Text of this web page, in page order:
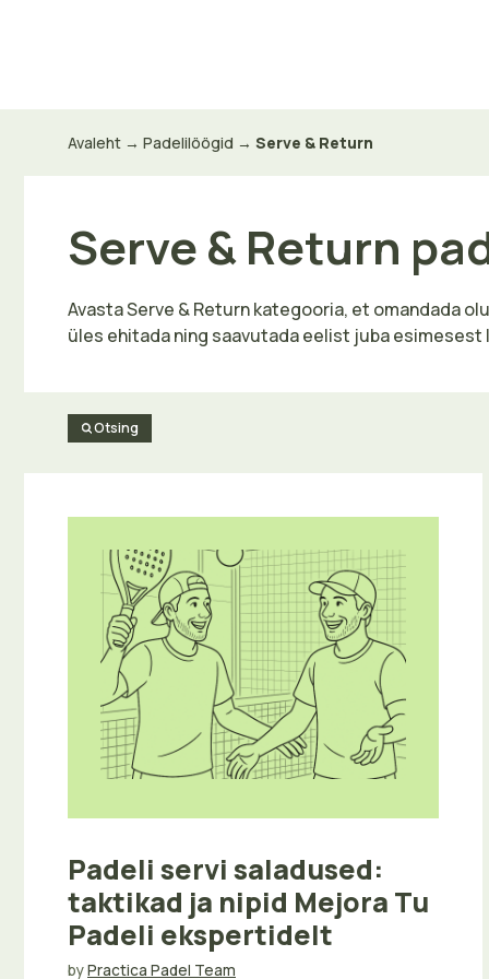
Avaleht → Padelilöögid → Serve & Return
Serve & Return
Avasta Serve & Return kategooria, et omandada
üles ehitada ning saavutada eelist juba esimesest
Otsing
Padeli servi saladused:
taktikad ja nipid Mejora Tu
Padeli ekspertidelt
byPractica Padel Team